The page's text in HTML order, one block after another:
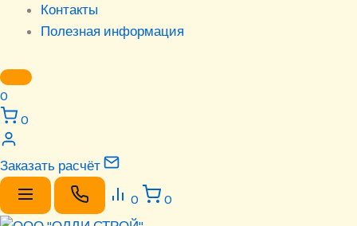
Контакты
Полезная информация
0
0
Заказать расчёт
0 0